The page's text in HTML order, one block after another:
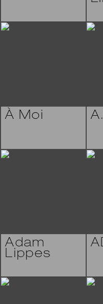
À Moi
Adam
Lippes